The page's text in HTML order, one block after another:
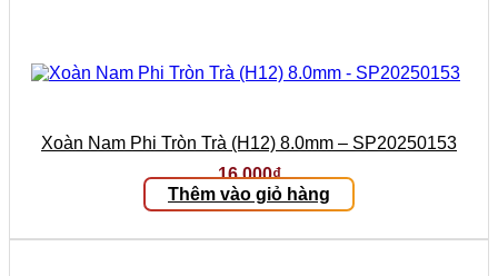
Xoàn Nam Phi Tròn Trà (H12) 8.0mm – SP20250153
16.000₫
Thêm vào giỏ hàng